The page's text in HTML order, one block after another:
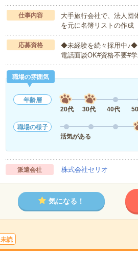
仕事内容
大手旅行会社で、法人団
を元に名簿リストの作
応募資格
◆未経験を続々採用中♪◆
電話面談OK#資格不要#
職場の雰囲気
年齢層
20代
30代 40代
職場の様子
活気がある
派遣会社 株式会社セリオ
気になる！
未読